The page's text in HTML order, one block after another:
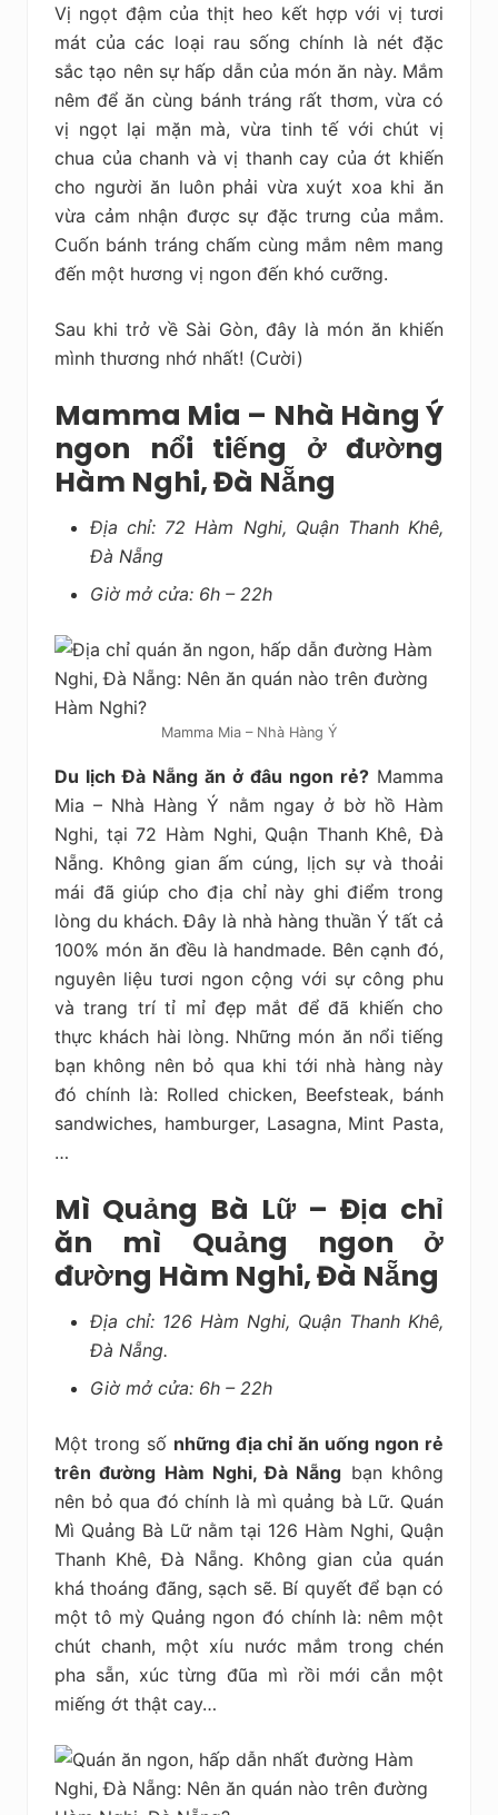
Vị ngọt đậm của thịt heo kết hợp với vị tươi
mát của các loại rau sống chính là nét đặc
sắc tạo nên sự hấp dẫn của món ăn này. Mắm
nêm để ăn cùng bánh tráng rất thơm, vừa có
vị ngọt lại mặn mà, vừa tinh tế với chút vị
chua của chanh và vị thanh cay của ớt khiến
cho người ăn luôn phải vừa xuýt xoa khi ăn
vừa cảm nhận được sự đặc trưng của mắm.
Cuốn bánh tráng chấm cùng mắm nêm mang
đến một hương vị ngon đến khó cưỡng.
Sau khi trở về Sài Gòn, đây là món ăn khiến
mình thương nhớ nhất! (Cười)
Mamma Mia – Nhà Hàng Ý
ngon nổi tiếng ở đường
Hàm Nghi, Đà Nẵng
Địa chỉ: 72 Hàm Nghi, Quận Thanh Khê,
Đà Nẵng
Giờ mở cửa: 6h – 22h
Mamma Mia – Nhà Hàng Ý
Du lịch Đà Nẵng ăn ở đâu ngon rẻ? Mamma
Mia – Nhà Hàng Ý nằm ngay ở bờ hồ Hàm
Nghi, tại 72 Hàm Nghi, Quận Thanh Khê, Đà
Nẵng. Không gian ấm cúng, lịch sự và thoải
mái đã giúp cho địa chỉ này ghi điểm trong
lòng du khách. Đây là nhà hàng thuần Ý tất cả
100% món ăn đều là handmade. Bên cạnh đó,
nguyên liệu tươi ngon cộng với sự công phu
và trang trí tỉ mỉ đẹp mắt để đã khiến cho
thực khách hài lòng. Những món ăn nổi tiếng
bạn không nên bỏ qua khi tới nhà hàng này
đó chính là: Rolled chicken, Beefsteak, bánh
sandwiches, hamburger, Lasagna, Mint Pasta,
…
Mì Quảng Bà Lữ – Địa chỉ
ăn mì Quảng ngon ở
đường Hàm Nghi, Đà Nẵng
Địa chỉ: 126 Hàm Nghi, Quận Thanh Khê,
Đà Nẵng.
Giờ mở cửa: 6h – 22h
Một trong số những địa chỉ ăn uống ngon rẻ
trên đường Hàm Nghi, Đà Nẵng bạn không
nên bỏ qua đó chính là mì quảng bà Lữ. Quán
Mì Quảng Bà Lữ nằm tại 126 Hàm Nghi, Quận
Thanh Khê, Đà Nẵng. Không gian của quán
khá thoáng đãng, sạch sẽ. Bí quyết để bạn có
một tô mỳ Quảng ngon đó chính là: nêm một
chút chanh, một xíu nước mắm trong chén
pha sẵn, xúc từng đũa mì rồi mới cắn một
miếng ớt thật cay…